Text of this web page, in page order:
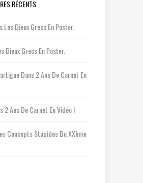
RÉCENTS
Les Dieux Grecs En Poster.
Dieux Grecs En Poster.
Dans2 Ans De Carnet En
2 Ans De Carnet En Vidéo !
Concepts Stupides Du XXème